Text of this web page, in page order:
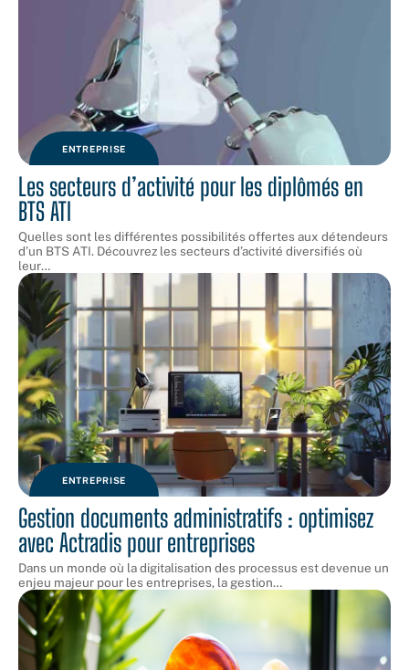
ENTREPRISE
Les secteurs d’activité pour les diplômés en
BTS ATI
Quelles sont les différentes possibilités offertes aux détendeurs
d’un BTS ATI. Découvrez les secteurs d’activité diversifiés où
leur…
ENTREPRISE
Gestion documents administratifs : optimisez
avec Actradis pour entreprises
Dans un monde où la digitalisation des processus est devenue un
enjeu majeur pour les entreprises, la gestion…